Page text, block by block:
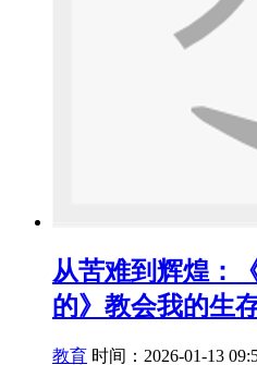
从苦难到辉煌：
的》教会我的生
教育 时间：2026-01-13